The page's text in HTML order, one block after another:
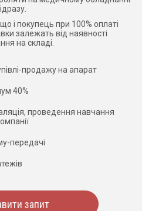
і покупець при 100% оплаті
залежать від наявності
на складі.
продажу на апарат
40%
проведення навчання
передачі
запит